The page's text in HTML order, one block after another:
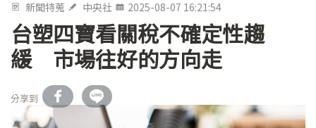
新聞特蒐 中央社 2025-08-07 16:21:54
台塑四寶看關稅不確定性趨
緩 市場往好的方向走
分享到